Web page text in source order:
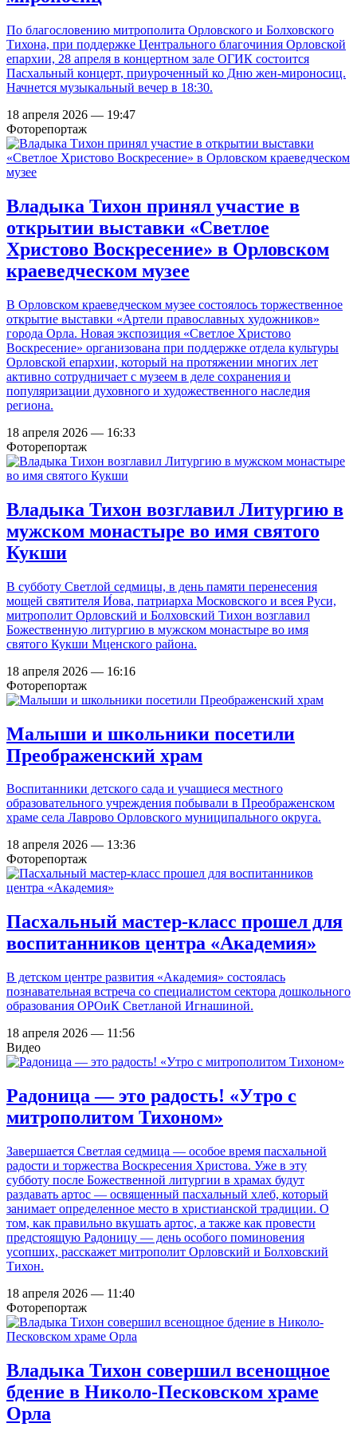
По благословению митрополита Орловского и Болховского
Тихона, при поддержке Центрального благочиния Орловской
епархии, 28 апреля в концертном зале ОГИК состоится
Пасхальный концерт, приуроченный ко Дню жен-мироносиц.
Начнется музыкальный вечер в 18:30.
18 апреля 2026 — 19:47
Фоторепортаж
Владыка Тихон принял участие в
открытии выставки «Светлое
Христово Воскресение» в Орловском
краеведческом музее
В Орловском краеведческом музее состоялось торжественное
открытие выставки «Артели православных художников»
города Орла. Новая экспозиция «Светлое Христово
Воскресение» организована при поддержке отдела культуры
Орловской епархии, который на протяжении многих лет
активно сотрудничает с музеем в деле сохранения и
популяризации духовного и художественного наследия
региона.
18 апреля 2026 — 16:33
Фоторепортаж
Владыка Тихон возглавил Литургию в
мужском монастыре во имя святого
Кукши
В субботу Светлой седмицы, в день памяти перенесения
мощей святителя И́ова, патриарха Московского и всея Руси,
митрополит Орловский и Болховский Тихон возглавил
Божественную литургию в мужском монастыре во имя
святого Кукши Мценского района.
18 апреля 2026 — 16:16
Фоторепортаж
Малыши и школьники посетили
Преображенский храм
Воспитанники детского сада и учащиеся местного
образовательного учреждения побывали в Преображенском
храме села Лаврово Орловского муниципального округа.
18 апреля 2026 — 13:36
Фоторепортаж
Пасхальный мастер-класс прошел для
воспитанников центра «Академия»
В детском центре развития «Академия» состоялась
познавательная встреча со специалистом сектора дошкольного
образования ОРОиК Светланой Игнашиной.
18 апреля 2026 — 11:56
Видео
Радоница — это радость! «Утро с
митрополитом Тихоном»
Завершается Светлая седмица — особое время пасхальной
радости и торжества Воскресения Христова. Уже в эту
субботу после Божественной литургии в храмах будут
раздавать артос — освященный пасхальный хлеб, который
занимает определенное место в христианской традиции. О
том, как правильно вкушать артос, а также как провести
предстоящую Радоницу — день особого поминовения
усопших, расскажет митрополит Орловский и Болховский
Тихон.
18 апреля 2026 — 11:40
Фоторепортаж
Владыка Тихон совершил всенощное
бдение в Николо-Песковском храме
Орла